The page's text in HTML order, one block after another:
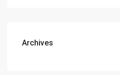
Archives